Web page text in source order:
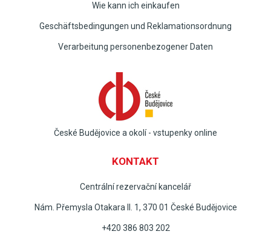
Wie kann ich einkaufen
Geschäftsbedingungen und Reklamationsordnung
Verarbeitung personenbezogener Daten
České Budějovice a okolí - vstupenky online
KONTAKT
Centrální rezervační kancelář
Nám. Přemysla Otakara II. 1, 370 01 České Budějovice
+420 386 803 202